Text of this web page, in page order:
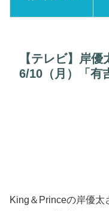
【テレビ】岸優
6/10（月）「有
King＆Princeの岸優太